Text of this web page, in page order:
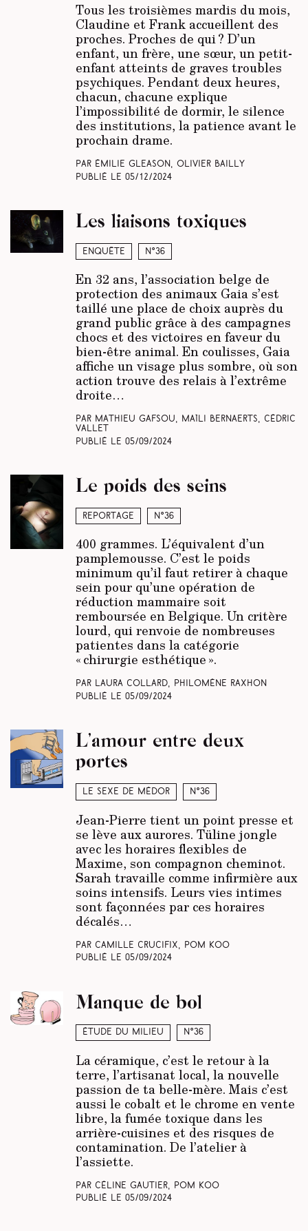
Tous les troisièmes mardis du mois,
Claudine et Frank accueillent des
proches. Proches de qui ? D’un
enfant, un frère, une sœur, un petit-
enfant atteints de graves troubles
psychiques. Pendant deux heures,
chacun, chacune explique
l’impossibilité de dormir, le silence
des institutions, la patience avant le
prochain drame.
Par Émilie Gleason, Olivier Bailly
Publié le 05/12/2024
Enquête N°36
Les liaisons toxiques
En 32 ans, l’association belge de
protection des animaux Gaia s’est
taillé une place de choix auprès du
grand public grâce à des campagnes
chocs et des victoires en faveur du
bien-être animal. En coulisses, Gaia
affiche un visage plus sombre, où son
action trouve des relais à l’extrême
droite…
Par Mathieu Gafsou, Maïli Bernaerts, Cédric
Vallet
Publié le 05/09/2024
Reportage N°36
Le poids des seins
400 grammes. L’équivalent d’un
pamplemousse. C’est le poids
minimum qu’il faut retirer à chaque
sein pour qu’une opération de
réduction mammaire soit
remboursée en Belgique. Un critère
lourd, qui renvoie de nombreuses
patientes dans la catégorie
« chirurgie esthétique ».
Par Laura Collard, Philomène Raxhon
Publié le 05/09/2024
Le sexe de Médor N°36
L’amour entre deux
portes
Jean-Pierre tient un point presse et
se lève aux aurores. Tüline jongle
avec les horaires flexibles de
Maxime, son compagnon cheminot.
Sarah travaille comme infirmière aux
soins intensifs. Leurs vies intimes
sont façonnées par ces horaires
décalés…
Par Camille Crucifix, Pom Koo
Publié le 05/09/2024
Étude du milieu N°36
Manque de bol
La céramique, c’est le retour à la
terre, l’artisanat local, la nouvelle
passion de ta belle-mère. Mais c’est
aussi le cobalt et le chrome en vente
libre, la fumée toxique dans les
arrière-cuisines et des risques de
contamination. De l’atelier à
l’assiette.
Par Céline Gautier, Pom Koo
Publié le 05/09/2024